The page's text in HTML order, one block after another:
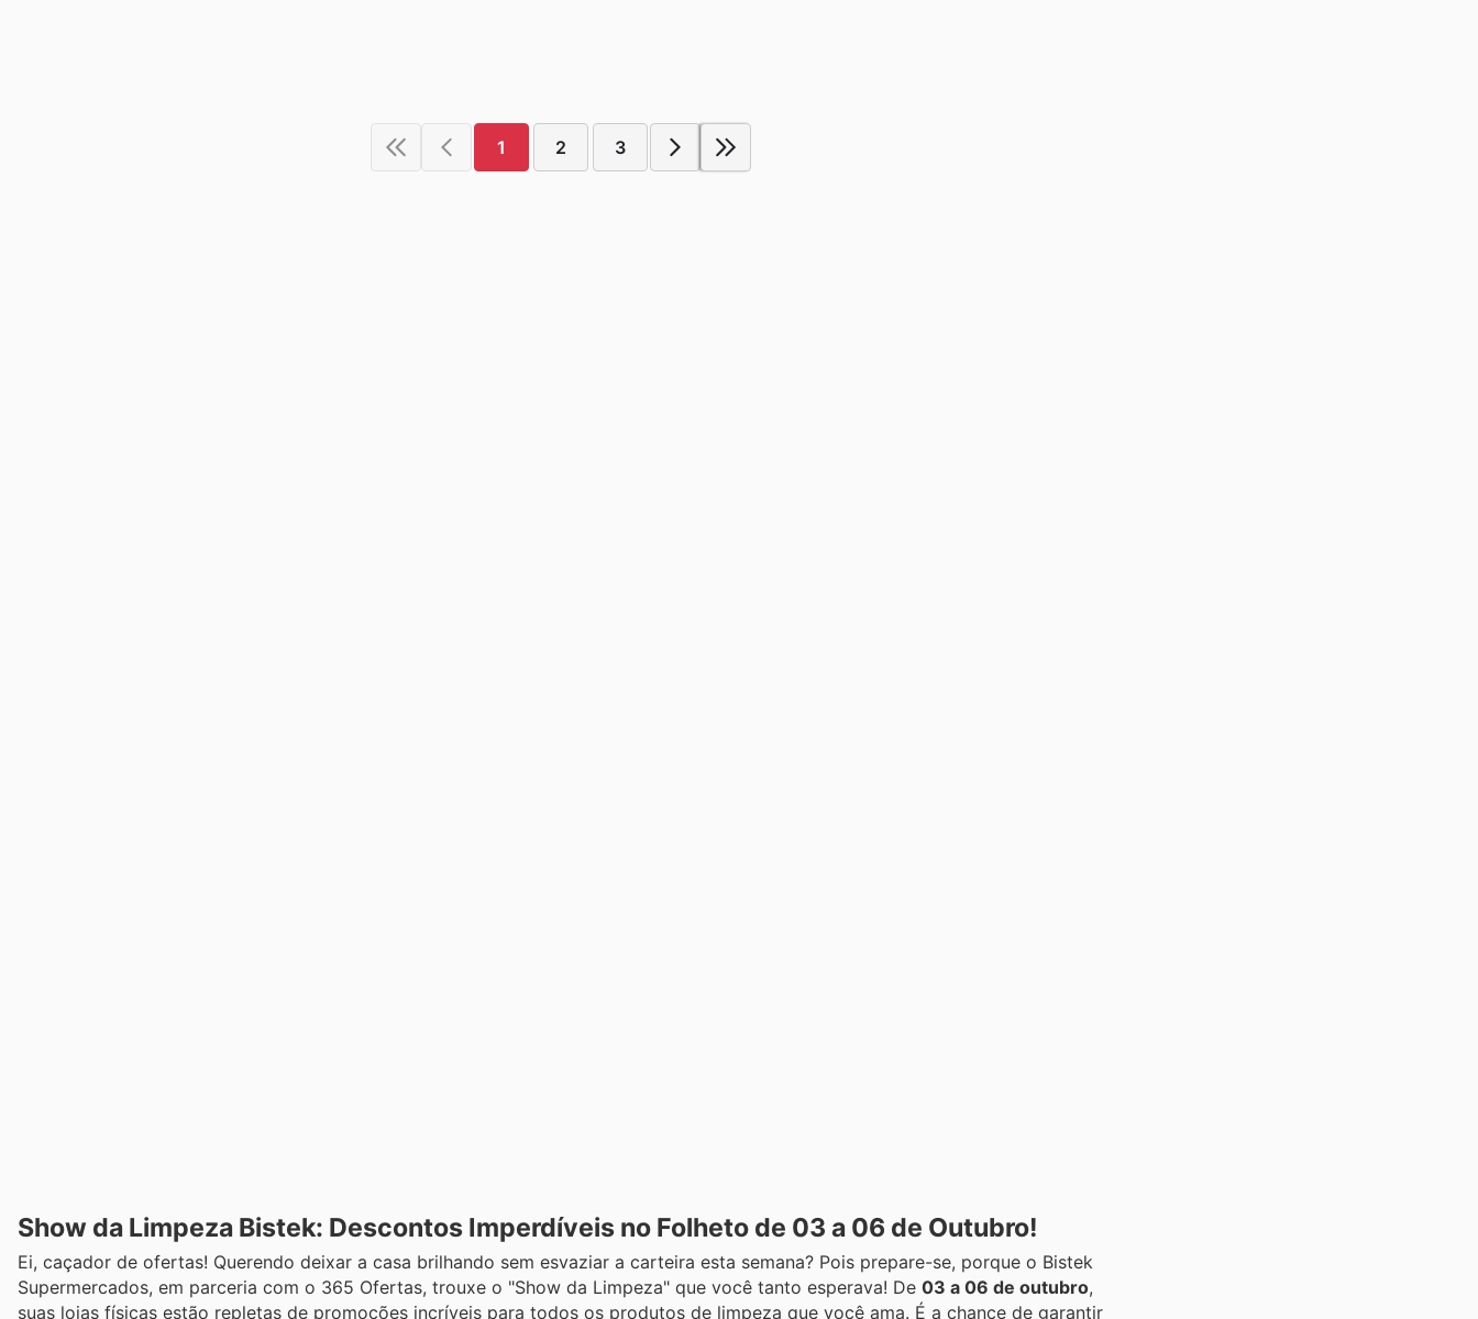
1 2 3
Show da Limpeza Bistek: Descontos Imperdíveis no Folheto de 03 a 06 de Outubro!
Ei, caçador de ofertas! Querendo deixar a casa brilhando sem esvaziar a carteira esta semana? Pois prepare-se, porque o Bistek
Supermercados, em parceria com o 365 Ofertas, trouxe o "Show da Limpeza" que você tanto esperava! De 03 a 06 de outubro,
suas lojas físicas estão repletas de promoções incríveis para todos os produtos de limpeza que você ama. É a chance de garantir